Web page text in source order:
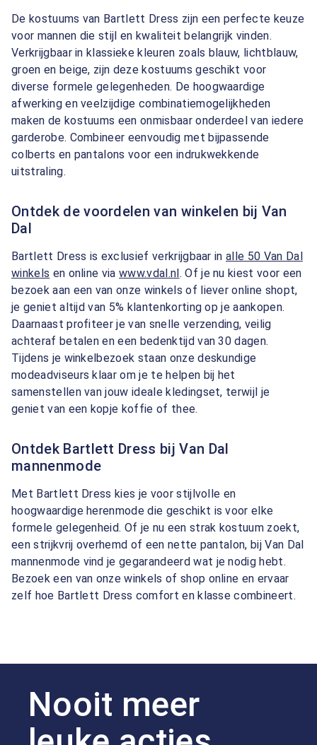
De kostuums van Bartlett Dress zijn een perfecte keuze
voor mannen die stijl en kwaliteit belangrijk vinden.
Verkrijgbaar in klassieke kleuren zoals blauw, lichtblauw,
groen en beige, zijn deze kostuums geschikt voor
diverse formele gelegenheden. De hoogwaardige
afwerking en veelzijdige combinatiemogelijkheden
maken de kostuums een onmisbaar onderdeel van iedere
garderobe. Combineer eenvoudig met bijpassende
colberts en pantalons voor een indrukwekkende
uitstraling.
Ontdek de voordelen van winkelen bij Van
Dal
Bartlett Dress is exclusief verkrijgbaar inalle 50 Van Dal
winkels en online viawww.vdal.nl. Of je nu kiest voor een
bezoek aan een van onze winkels of liever online shopt,
je geniet altijd van 5% klantenkorting op je aankopen.
Daarnaast profiteer je van snelle verzending, veilig
achteraf betalen en een bedenktijd van 30 dagen.
Tijdens je winkelbezoek staan onze deskundige
modeadviseurs klaar om je te helpen bij het
samenstellen van jouw ideale kledingset, terwijl je
geniet van een kopje koffie of thee.
Ontdek Bartlett Dress bij Van Dal
mannenmode
Met Bartlett Dress kies je voor stijlvolle en
hoogwaardige herenmode die geschikt is voor elke
formele gelegenheid. Of je nu een strak kostuum zoekt,
een strijkvrij overhemd of een nette pantalon, bij Van Dal
mannenmode vind je gegarandeerd wat je nodig hebt.
Bezoek een van onze winkels of shop online en ervaar
zelf hoe Bartlett Dress comfort en klasse combineert.
Nooit meer